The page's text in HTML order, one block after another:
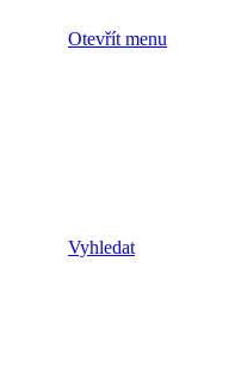
Otevřít menu
Vyhledat